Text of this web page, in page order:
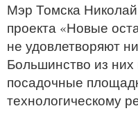
Мэр Томска
проекта «Новые
не удовлетворяют
Большинство из
посадочные
технологическому